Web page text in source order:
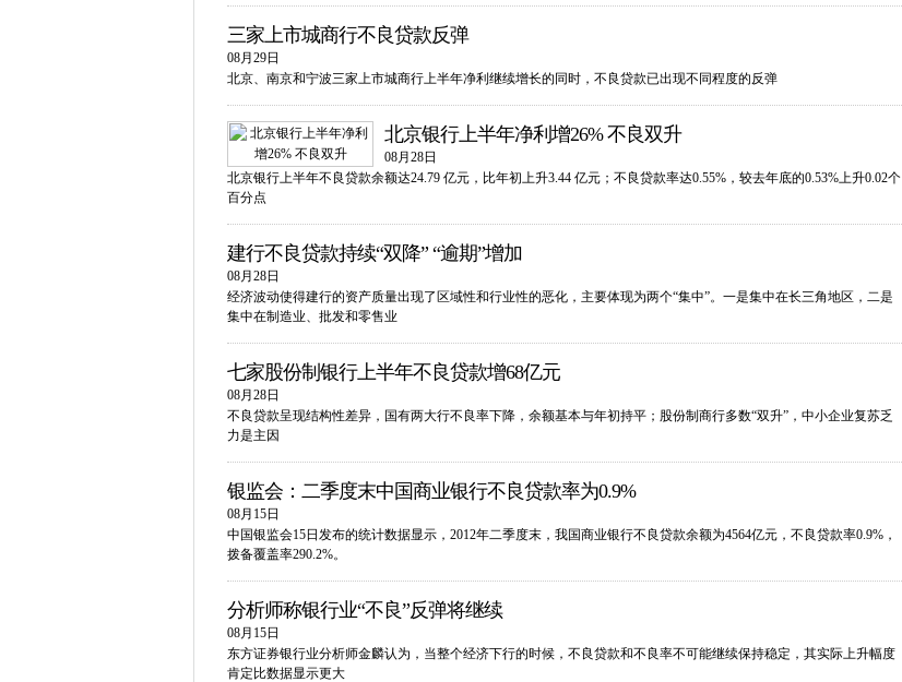
三家上市城商行不良贷款反弹
08月29日
北京、南京和宁波三家上市城商行上半年净利继续增长的同时，不良贷款已出现不同程度的反弹
北京银行上半年净利增26% 不良双升
08月28日
北京银行上半年不良贷款余额达24.79 亿元，比年初上升3.44 亿元；不良贷款率达0.55%，较去年底的0.53%上升0.02个
百分点
建行不良贷款持续“双降” “逾期”增加
08月28日
经济波动使得建行的资产质量出现了区域性和行业性的恶化，主要体现为两个“集中”。一是集中在长三角地区，二是
集中在制造业、批发和零售业
七家股份制银行上半年不良贷款增68亿元
08月28日
不良贷款呈现结构性差异，国有两大行不良率下降，余额基本与年初持平；股份制商行多数“双升”，中小企业复苏乏
力是主因
银监会：二季度末中国商业银行不良贷款率为0.9%
08月15日
中国银监会15日发布的统计数据显示，2012年二季度末，我国商业银行不良贷款余额为4564亿元，不良贷款率0.9%，
拨备覆盖率290.2%。
分析师称银行业“不良”反弹将继续
08月15日
东方证券银行业分析师金麟认为，当整个经济下行的时候，不良贷款和不良率不可能继续保持稳定，其实际上升幅度
肯定比数据显示更大